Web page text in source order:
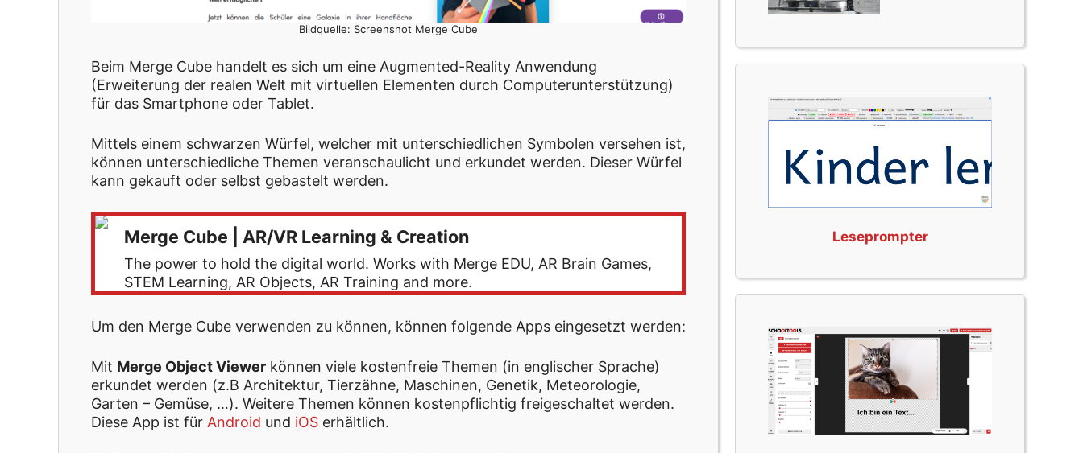
Bildquelle: Screenshot Merge Cube
Beim Merge Cube handelt es sich um eine Augmented-Reality Anwendung
(Erweiterung der realen Welt mit virtuellen Elementen durch Computerunterstützung)
für das Smartphone oder Tablet.
Mittels einem schwarzen Würfel, welcher mit unterschiedlichen Symbolen versehen ist,
können unterschiedliche Themen veranschaulicht und erkundet werden. Dieser Würfel
kann gekauft oder selbst gebastelt werden.
Merge Cube | AR/VR Learning & Creation
The power to hold the digital world. Works with Merge EDU, AR Brain Games,
STEM Learning, AR Objects, AR Training and more.
Um den Merge Cube verwenden zu können, können folgende Apps eingesetzt werden:
Mit Merge Object Viewer können viele kostenfreie Themen (in englischer Sprache)
erkundet werden (z.B Architektur, Tierzähne, Maschinen, Genetik, Meteorologie,
Garten – Gemüse, …). Weitere Themen können kostenpflichtig freigeschaltet werden.
Diese App ist für Android und iOS erhältlich.
Leseprompter